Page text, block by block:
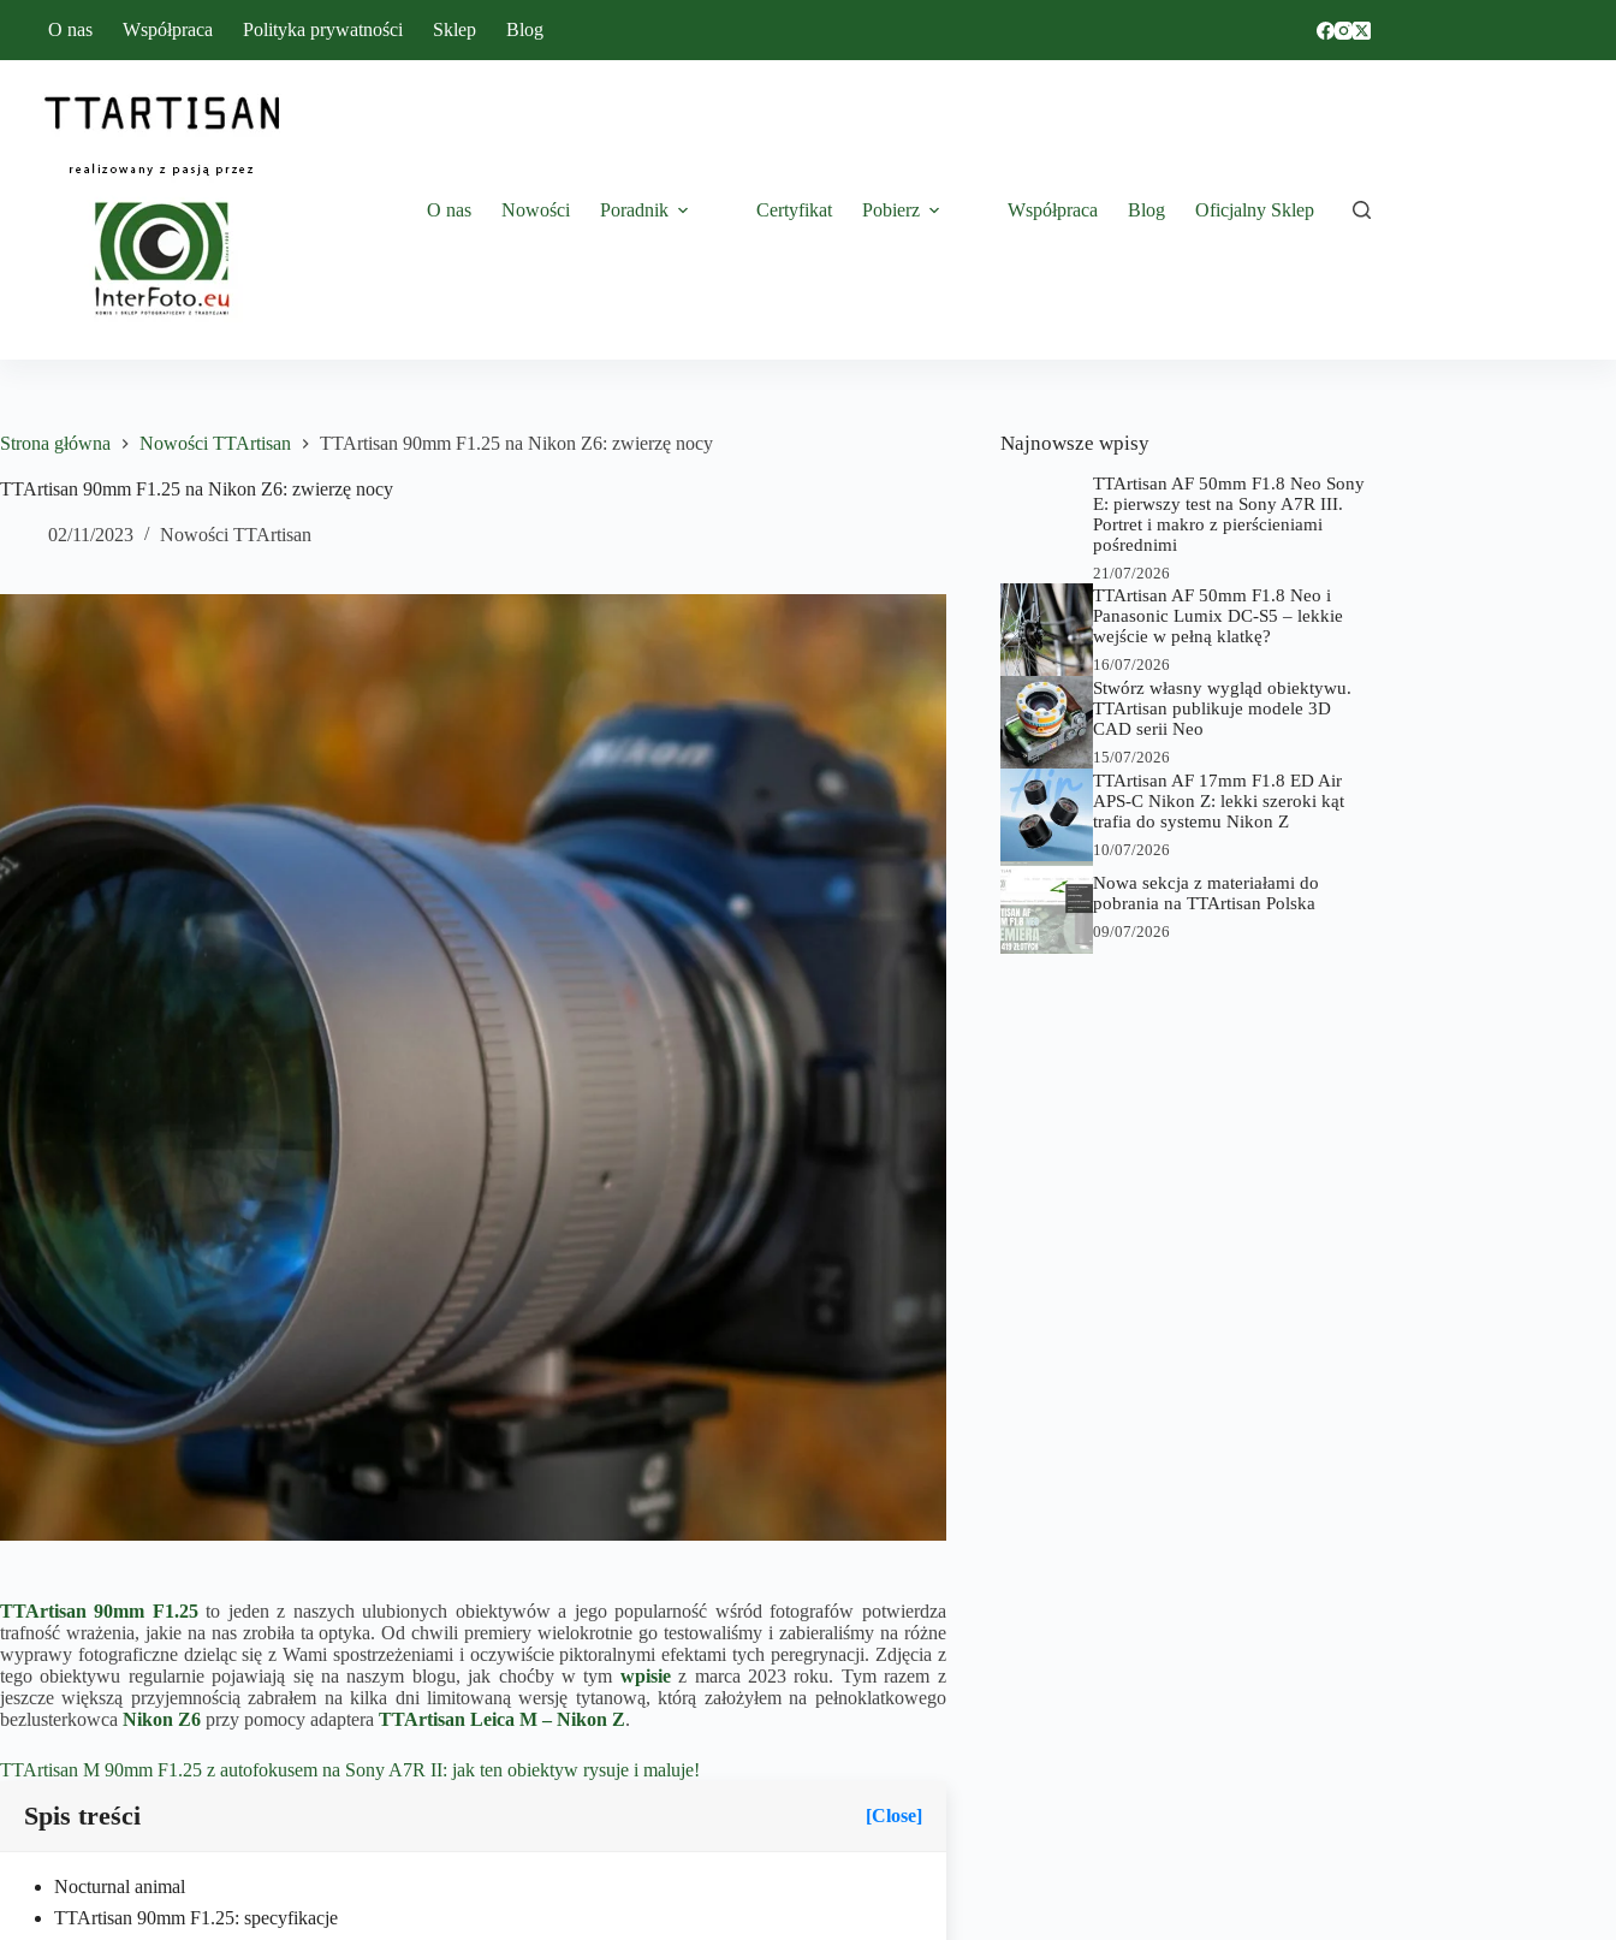
O nas Współpraca Polityka prywatności Sklep Blog
O nas Nowości Poradnik Certyfikat Pobierz Współpraca Blog Oficjalny Sklep
Strona główna Nowości TTArtisan TTArtisan 90mm F1.25 na Nikon Z6: zwierzę nocy
TTArtisan 90mm F1.25 na Nikon Z6: zwierzę nocy
02/11/2023 Nowości TTArtisan
TTArtisan 90mm F1.25to jeden z naszych ulubionych obiektywów a jego popularność wśród fotografów potwierdza
trafność wrażenia, jakie na nas zrobiła ta optyka. Od chwili premiery wielokrotnie go testowaliśmy i zabieraliśmy na różne
wyprawy fotograficzne dzieląc się z Wami spostrzeżeniami i oczywiście piktoralnymi efektami tych peregrynacji. Zdjęcia z
tego obiektywu regularnie pojawiają się na naszym blogu, jak choćby w tym wpisiez marca 2023 roku. Tym razem z
jeszcze większą przyjemnością zabrałem na kilka dni limitowaną wersję tytanową, którą założyłem na pełnoklatkowego
bezlusterkowca Nikon Z6 przy pomocy adaptera TTArtisan Leica M – Nikon Z.
TTArtisan M 90mm F1.25 z autofokusem na Sony A7R II: jak ten obiektyw rysuje i maluje!
Spis treści [Close]
Nocturnal animal
TTArtisan 90mm F1.25: specyfikacje
Najnowsze wpisy
TTArtisan AF 50mm F1.8 Neo Sony
E: pierwszy test na Sony A7R III.
Portret i makro z pierścieniami
pośrednimi
21/07/2026
TTArtisan AF 50mm F1.8 Neo i
Panasonic Lumix DC-S5 – lekkie
wejście w pełną klatkę?
16/07/2026
Stwórz własny wygląd obiektywu.
TTArtisan publikuje modele 3D
CAD serii Neo
15/07/2026
TTArtisan AF 17mm F1.8 ED Air
APS-C Nikon Z: lekki szeroki kąt
trafia do systemu Nikon Z
10/07/2026
Nowa sekcja z materiałami do
pobrania na TTArtisan Polska
09/07/2026